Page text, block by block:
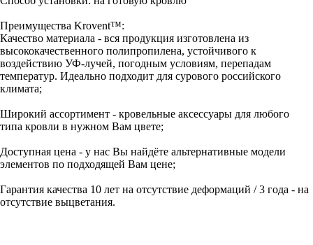
Преимущества Krovent™:
Качество материала - вся продукция изготовлена из
высококачественного полипропилена, устойчивого к
воздействию УФ-лучей, погодным условиям, перепадам
температур. Идеально подходит для сурового российского
климата;
Широкий ассортимент - кровельные аксессуары для любого
типа кровли в нужном Вам цвете;
Доступная цена - у нас Вы найдёте альтернативные модели
элементов по подходящей Вам цене;
Гарантия качества 10 лет на отсутствие деформаций / 3 года - на
отсутствие выцветания.